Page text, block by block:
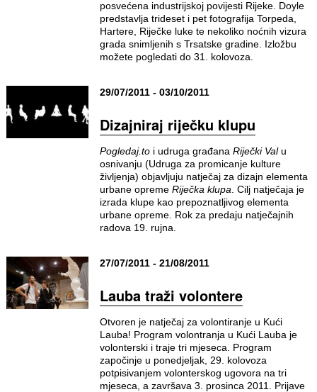
posvećena industrijskoj povijesti Rijeke. Doyle
predstavlja trideset i pet fotografija Torpeda,
Hartere, Riječke luke te nekoliko noćnih vizura
grada snimljenih s Trsatske gradine. Izložbu
možete pogledati do 31. kolovoza.
29/07/2011 - 03/10/2011
Dizajniraj riječku klupu
Pogledaj.toi udruga građana Riječki Valu
osnivanju (Udruga za promicanje kulture
življenja) objavljuju natječaj za dizajn elementa
urbane opreme Riječka klupa . Cilj natječaja je
izrada klupe kao prepoznatljivog elementa
urbane opreme. Rok za predaju natječajnih
radova 19. rujna.
27/07/2011 - 21/08/2011
Lauba traži volontere
Otvoren je natječaj za volontiranje u Kući
Lauba! Program volontranja u Kući Lauba je
volonterski i traje tri mjeseca. Program
započinje u ponedjeljak, 29. kolovoza
potpisivanjem volonterskog ugovora na tri
mjeseca, a završava 3. prosinca 2011. Prijave